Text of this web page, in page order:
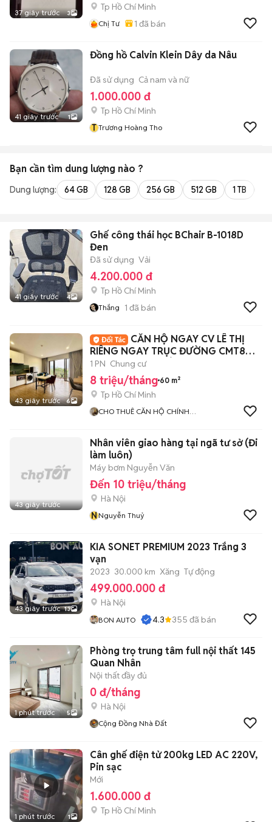
37 giây trước 3
Tp Hồ Chí Minh
Chị Tư 1 đã bán
41 giây trước 1
Đồng hồ Calvin Klein Dây da Nâu
Đã sử dụng Cả nam và nữ
1.000.000 đ
Tp Hồ Chí Minh
T Trương Hoàng Tho
Bạn cần tìm dung lượng nào ?
Dung lượng: 64 GB 128 GB 256 GB 512 GB 1 TB
41 giây trước 4
Ghế công thái học BChair B-1018D
Đen
Đã sử dụng Vải
4.200.000 đ
Tp Hồ Chí Minh
Thắng 1 đã bán
43 giây trước 6
CĂN HỘ NGAY CV LÊ THỊ
RIÊNG NGAY TRỤC ĐƯỜNG CMT8
BACON SIU THOÁNG
1 PN Chung cư
8 triệu/tháng 60 m²
Tp Hồ Chí Minh
CHO THUÊ CĂN HỘ CHÍNH
43 giây trước
Nhân viên giao hàng tại ngã tư sở (Đi
làm luôn)
Máy bơm Nguyễn Văn
Đến 10 triệu/tháng
Hà Nội
NNguyễn Thuỷ
43 giây trước 13
KIA SONET PREMIUM 2023 Trắng 3
vạn
2023 30.000 km Xăng Tự động
499.000.000 đ
Hà Nội
BON AUTO 4.3 355 đã bán
1 phút trước 5
Phòng trọ trung tâm full nội thất 145
Quan Nhân
Nội thất đầy đủ
0 đ/tháng
Hà Nội
Cộng Đồng Nhà Đất
1 phút trước 1
Cân ghế điện tử 200kg LED AC 220V,
Pin sạc
Mới
1.600.000 đ
Tp Hồ Chí Minh